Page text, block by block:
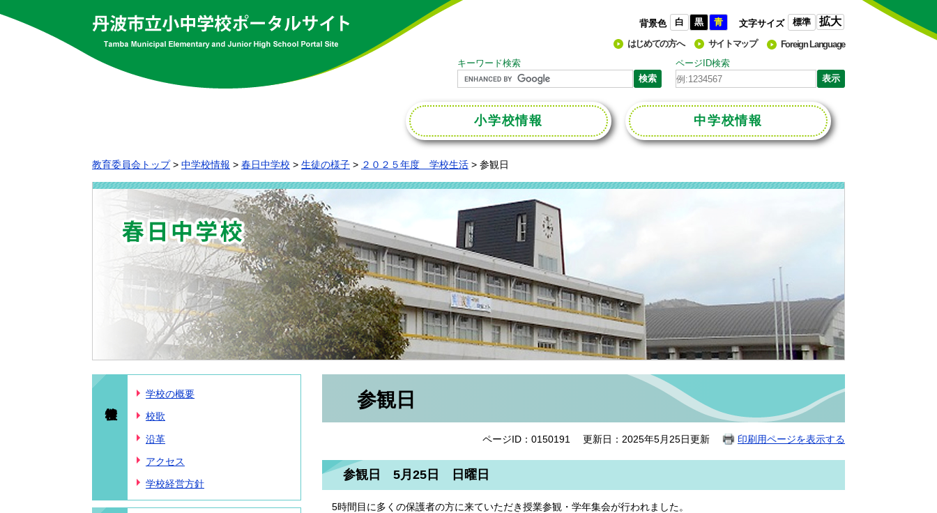
背景色 白 黒 青 文字サイズ 標準 拡大
はじめての方へ サイトマップ
Foreign Language
キーワード検索
ページID検索
小学校情報 中学校情報
教育委員会トップ > 中学校情報 > 春日中学校 > 生徒の様子 > ２０２５年度 学校生活 > 参観日
学校の概要
校歌
沿革
アクセス
学校経営方針
参観日
ページID：0150191 更新日：2025年5月25日更新 印刷用ページを表示する
参観日 5月25日 日曜日
5時間目に多くの保護者の方に来ていただき授業参観・学年集会が行われました。